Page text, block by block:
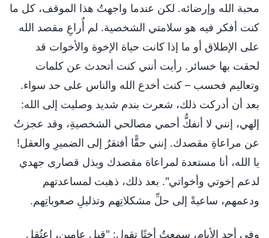
محبة الله وإرضائه. لكن عندما واجهتُ هذا الموقف، كل ما
كنت أفكر فيه هو سلامتي الشخصية. لم أُراعِ مقصد الله
على الإطلاق أو ما إذا كانت حياة الإخوة والأخوات قد
لحقت بها خسائر. رأيت أنني كنت أتحدث عن كلمات
وتعاليم فحسب – كنت أخدع الله والناس على حد سواء.
بعد أن أدركت ذلك، شعرت بندم شديد وصليت إلى الله:
إلهي، إنني لا أنفكُّ أحمي مصالحي الشخصيةِ، وقد عجزتُ
عن مراعاةِ مقصدك. إنني حقًّا أفتقرُ إلى الضميرِ والعقل!
يا الله، أنا مستعدة لمراعاة مقصدك وبذل قصارى جهدي
لدعم إخوتي وأخواتي". بعد ذلك، ذهبت لمساعدتهم
ودعمهم، ساعيةً إلى حلِّ مشكلاتِهم وتذليلِ صعوباتِهم.
وفي أحدِ الأيامِ، سمعتُ أختًا تقول: "قبل عامين، اعتُقل